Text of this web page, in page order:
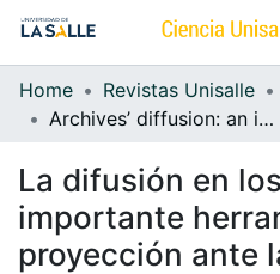
Communities & Collections
Home Revistas Unisalle
Archives’ diffusion: an important tool to get society involved
La difusión en
importante
proyección ante